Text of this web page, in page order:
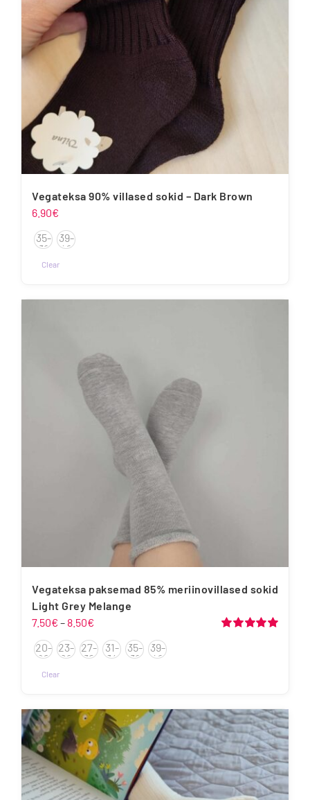
teha
tootelehel.
Vegateksa 90% villased sokid – Dark Brown
6.90€
35-
38
39-
42
Clear
tootel
Vegateksa paksemad 85% meriinovillased sokid
Light Grey Melange
7.50€ – 8.50€
7.50€
kuni
20-
22
23-
26
27-
30
31-
34
35-
38
39-
42
Clear
tootel
on
mitu
varianti.
Valikuid
saab